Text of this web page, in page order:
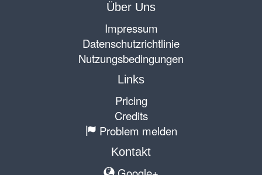
Über Uns
Impressum
Datenschutzrichtlinie
Nutzungsbedingungen
Links
Pricing
Credits
Problem melden
Kontakt